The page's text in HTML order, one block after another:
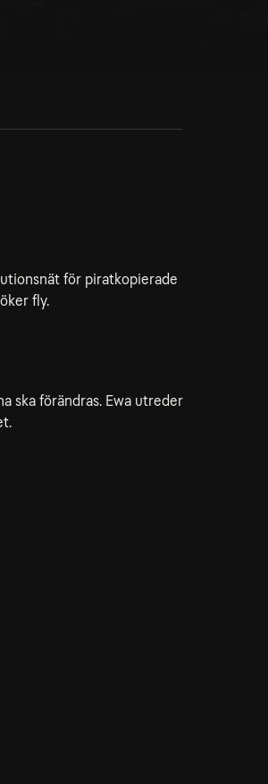
för piratkopierade
fly.
ska förändras. Ewa utreder